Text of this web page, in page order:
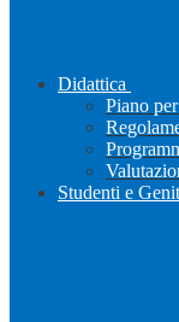
Didattica
Piano
Studenti e